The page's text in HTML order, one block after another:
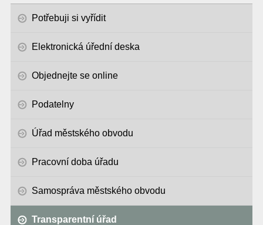
Potřebuji si vyřídit
Elektronická úřední deska
Objednejte se online
Podatelny
Úřad městského obvodu
Pracovní doba úřadu
Samospráva městského obvodu
Transparentní úřad